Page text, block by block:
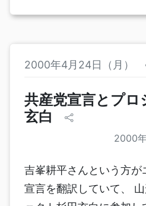
2000年4月24日（月）
共産党宣言とプロ
玄白
2000
吉峯耕平さんという方が
宣言を翻訳していて、